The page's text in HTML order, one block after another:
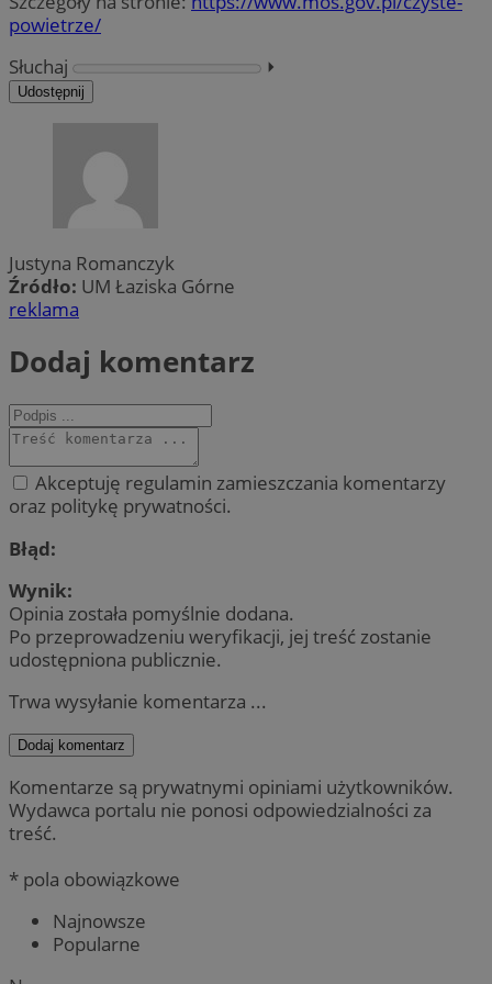
powietrze/
Słuchaj
⏵︎
Udostępnij
Justyna Romanczyk
Źródło: UM Łaziska Górne
reklama
Dodaj komentarz
Akceptuję regulamin zamieszczania komentarzy
oraz politykę prywatności.
Błąd:
Wynik:
Opinia została pomyślnie dodana.
Po przeprowadzeniu weryfikacji, jej treść zostanie
udostępniona publicznie.
Trwa wysyłanie komentarza ...
Dodaj komentarz
Komentarze są prywatnymi opiniami użytkowników.
Wydawca portalu nie ponosi odpowiedzialności za
treść.
* pola obowiązkowe
Najnowsze
Popularne